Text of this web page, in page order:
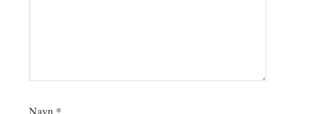
Navn *